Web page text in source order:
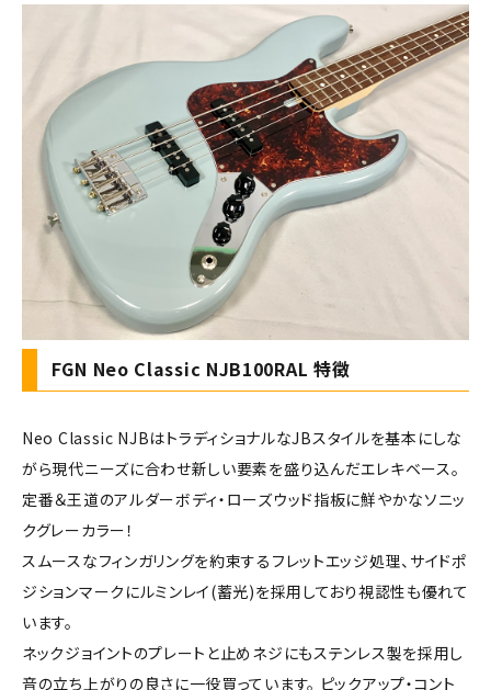
FGN Neo Classic NJB100RAL 特徴
Neo Classic NJBはトラディショナルなJBスタイルを基本にしな
がら現代ニーズに合わせ新しい要素を盛り込んだエレキベース。
定番＆王道のアルダーボディ・ローズウッド指板に鮮やかなソニッ
クグレーカラー！
スムースなフィンガリングを約束するフレットエッジ処理、サイドポ
ジションマークにルミンレイ(蓄光)を採用しており視認性も優れて
います。
ネックジョイントのプレートと止めネジにもステンレス製を採用し
音の立ち上がりの良さに一役買っています。 ピックアップ・コント